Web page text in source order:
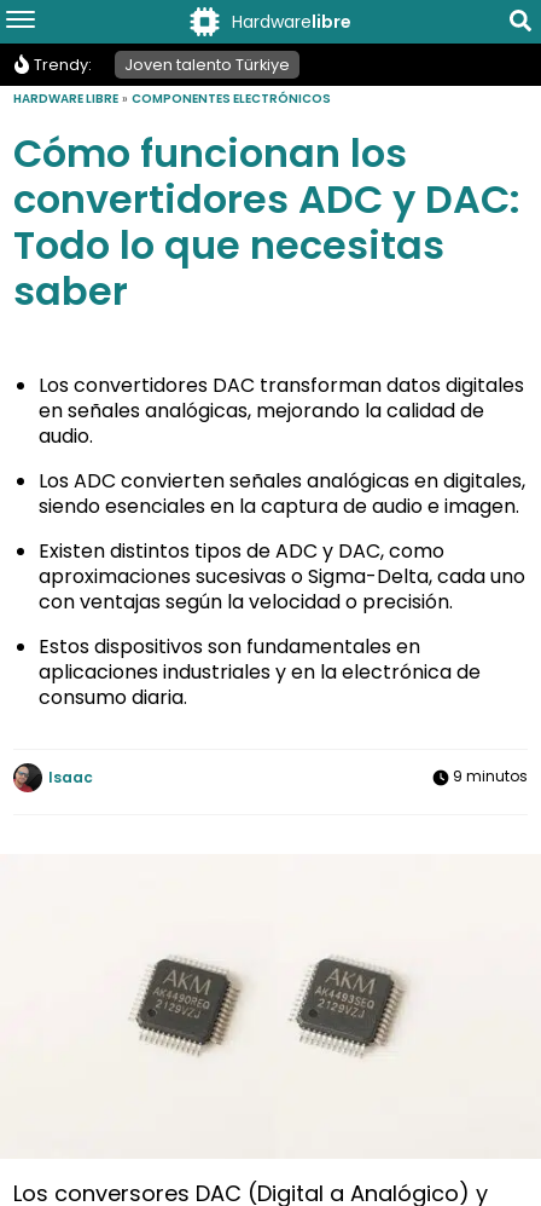
Hardwarelibre
Trendy: Joven talento Türkiye
HARDWARE LIBRE »COMPONENTES ELECTRÓNICOS
Cómo funcionan los
convertidores ADC y DAC:
Todo lo que necesitas
saber
Los convertidores DAC transforman datos digitales
en señales analógicas, mejorando la calidad de
audio.
Los ADC convierten señales analógicas en digitales,
siendo esenciales en la captura de audio e imagen.
Existen distintos tipos de ADC y DAC, como
aproximaciones sucesivas o Sigma-Delta, cada uno
con ventajas según la velocidad o precisión.
Estos dispositivos son fundamentales en
aplicaciones industriales y en la electrónica de
consumo diaria.
Isaac 9 minutos
Los conversores DAC (Digital a Analógico) y